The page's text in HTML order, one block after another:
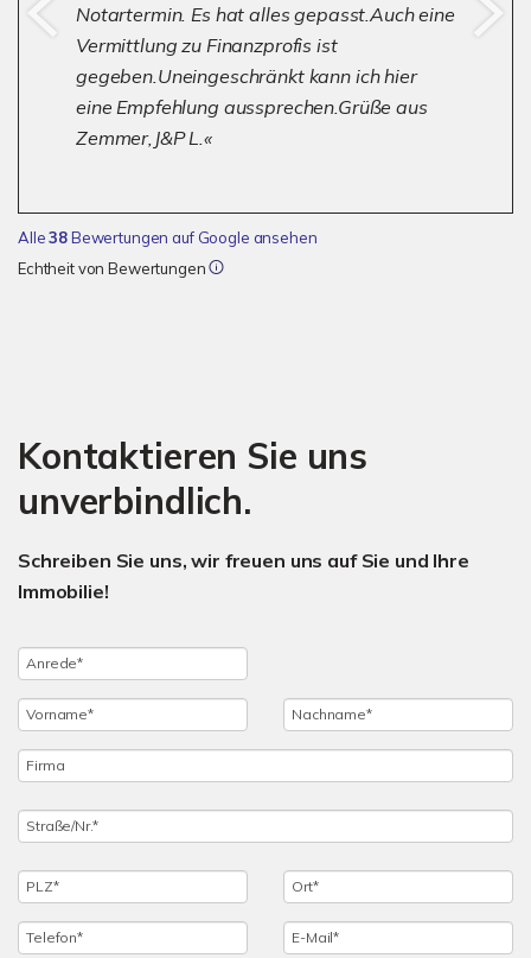
Notartermin. Es hat alles gepasst.Auch eine
Vermittlung zu Finanzprofis ist
gegeben.Uneingeschränkt kann ich hier
eine Empfehlung aussprechen.Grüße aus
Zemmer,J&P L.
Alle38Bewertungen auf Google ansehen
Echtheit von Bewertungen
Kontaktieren Sie uns
unverbindlich.
Schreiben Sie uns, wir freuen uns auf Sie und Ihre
Immobilie!